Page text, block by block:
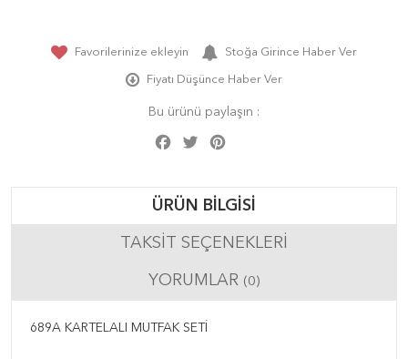
Favorilerinize ekleyin Stoğa Girince Haber Ver
Fiyatı Düşünce Haber Ver
Bu ürünü paylaşın :
Facebook
Twitter
ÜRÜN BILGISI
TAKSIT SEÇENEKLERI
YORUMLAR (0)
689A KARTELALI MUTFAK SETİ